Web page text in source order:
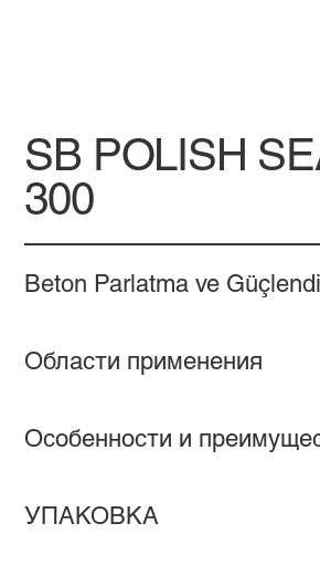
SB POLISH
300
Beton Parlatma ve
Области применения
Особенности и
УПАКОВКА